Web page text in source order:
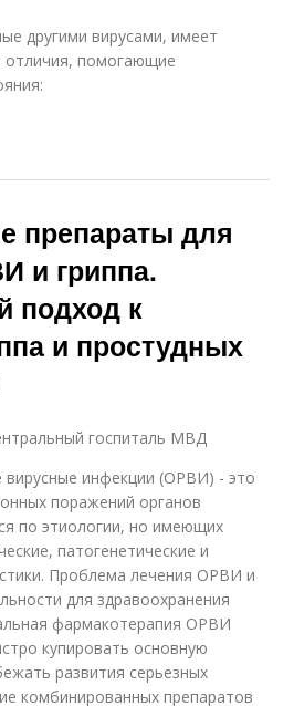
другими вирусами, имеет
отличия, помогающие
препараты для
и гриппа.
подход к
и простудных
госпиталь МВД
вирусные инфекции (ОРВИ) - это
поражений органов
по этиологии, но имеющих
патогенетические и
Проблема лечения ОРВИ и
для здравоохранения
фармакотерапия ОРВИ
купировать основную
развития серьезных
комбинированных препаратов